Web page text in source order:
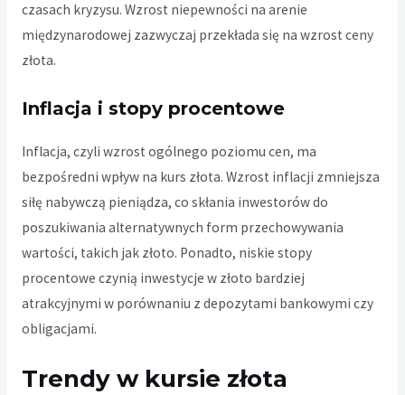
czasach kryzysu. Wzrost niepewności na arenie
międzynarodowej zazwyczaj przekłada się na wzrost ceny
złota.
Inflacja i stopy procentowe
Inflacja, czyli wzrost ogólnego poziomu cen, ma
bezpośredni wpływ na kurs złota. Wzrost inflacji zmniejsza
siłę nabywczą pieniądza, co skłania inwestorów do
poszukiwania alternatywnych form przechowywania
wartości, takich jak złoto. Ponadto, niskie stopy
procentowe czynią inwestycje w złoto bardziej
atrakcyjnymi w porównaniu z depozytami bankowymi czy
obligacjami.
Trendy w kursie złota